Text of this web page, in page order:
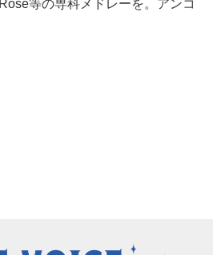
等の専科メドレーを。アンコ